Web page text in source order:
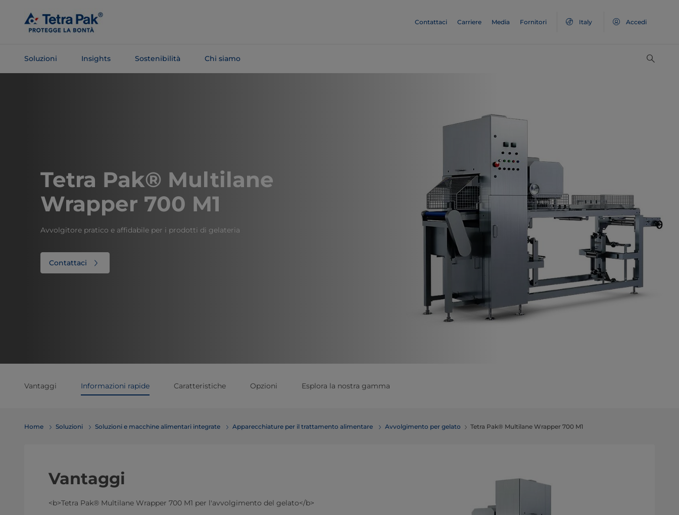
contenuto
principale
Contattaci Carriere Media Fornitori Italy Accedi
Soluzioni Insights Sostenibilità Chi siamo
Tetra Pak® Multilane
Wrapper 700 M1
Avvolgitore pratico e affidabile per i prodotti di gelateria
Contattaci
Vantaggi Informazioni rapide Caratteristiche Opzioni Esplora la nostra gamma
Home Soluzioni Soluzioni e macchine alimentari integrate Apparecchiature per il trattamento alimentare Avvolgimento per gelato Tetra Pak® Multilane Wrapper 700 M1
Vantaggi
<b>Tetra Pak® Multilane Wrapper 700 M1 per l'avvolgimento del gelato</b>